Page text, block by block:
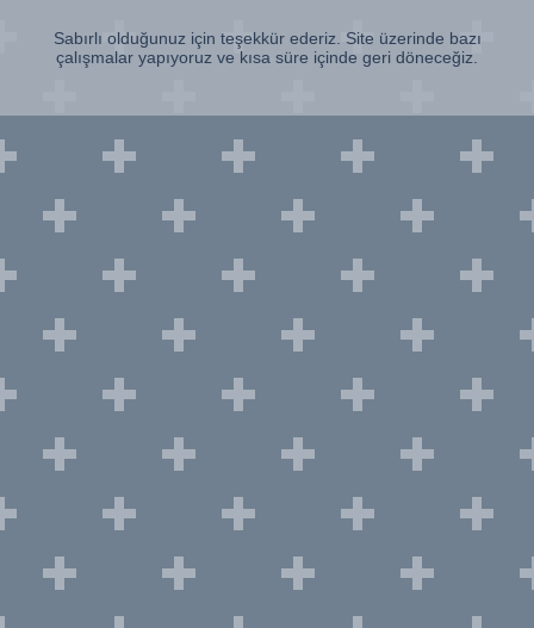
Sabırlı olduğunuz için teşekkür ederiz. Site üzerinde bazı
çalışmalar yapıyoruz ve kısa süre içinde geri döneceğiz.